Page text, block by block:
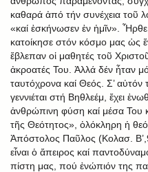
καθαρά ἀπό τήν συνέχεια τοῦ
«καί ἐσκήνωσεν ἐν ἡμῖν».
κατοίκησε στόν κόσμο μας
ἔβλεπαν οἱ μαθητές τοῦ
ἀκροατές Του. Ἀλλά δέν ἦταν
ταυτόχρονα καί Θεός. Σ’
γεννιέται στή Βηθλεέμ, ἔχει
ἀνθρώπινη φύση καί μέσα Του
τῆς Θεότητος», ὁλόκληρη ἡ
Ἀπόστολος Παῦλος (Κολασ.
εἶναι ὁ ἄπειρος καί
πίστη μας, πού ἐνώπιόν της